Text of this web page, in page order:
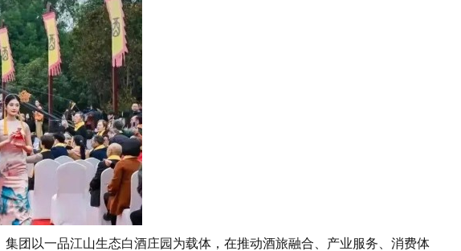
集团以一品江山生态白酒庄园为载体，在推动酒旅融合、产业服务、消费体